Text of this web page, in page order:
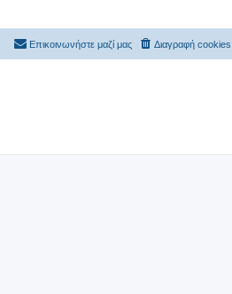
Διαγραφή cookies
Επικοινωνήστε μαζί μας